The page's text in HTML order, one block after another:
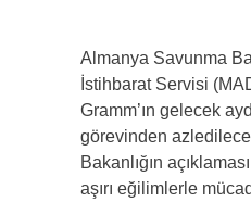
Almanya Savunma
İstihbarat Servisi
Gramm’ın gelecek
görevinden
Bakanlığın
aşırı eğilimlerle